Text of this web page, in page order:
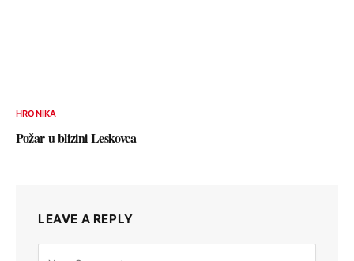
HRONIKA
Požar u blizini Leskovca
LEAVE A REPLY